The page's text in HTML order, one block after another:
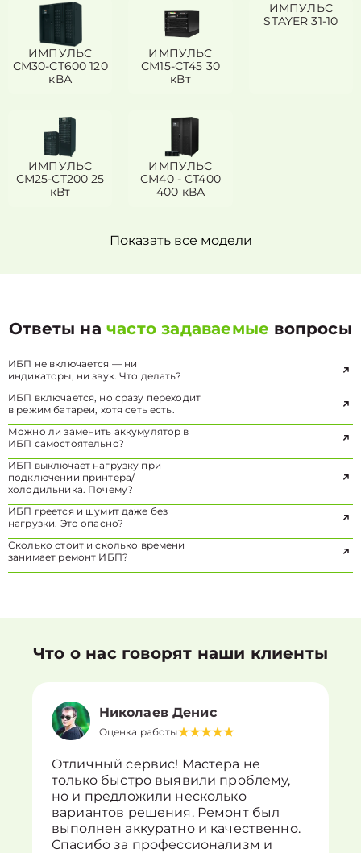
ИМПУЛЬС
СМ30-СТ600 120
кВА
ИМПУЛЬС
СМ15-СТ45 30
кВт
ИМПУЛЬС
STAYER 31-10
ИМПУЛЬС
СМ25-СТ200 25
кВт
ИМПУЛЬС
СМ40 - СТ400
400 кВА
Показать все модели
Ответы начасто задаваемые вопросы
ИБП не включается — ни
индикаторы, ни звук. Что делать?
ИБП включается, но сразу переходит
в режим батареи, хотя сеть есть.
Можно ли заменить аккумулятор в
ИБП самостоятельно?
ИБП выключает нагрузку при
подключении принтера/
холодильника. Почему?
ИБП греется и шумит даже без
нагрузки. Это опасно?
Сколько стоит и сколько времени
занимает ремонт ИБП?
Что о нас говорят наши клиенты
Николаев Денис
Оценка работы
Отличный сервис! Мастера не
только быстро выявили проблему,
но и предложили несколько
вариантов решения. Ремонт был
выполнен аккуратно и качественно.
Спасибо за профессионализм и